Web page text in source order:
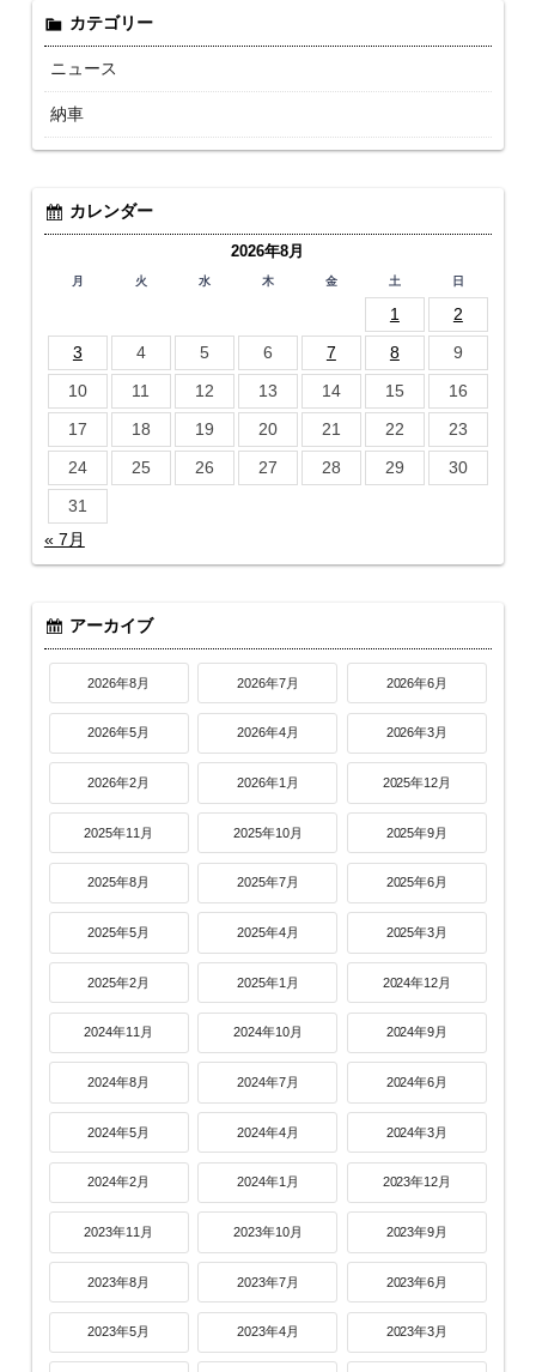
カテゴリー
ニュース
納車
カレンダー
2026年8月
月 火 水 木 金 土 日
1
2
3
4 5 6 7 8
9
10
11 12 13 14 15
16
17
18 19 20 21 22
23
24
25 26 27 28 29
30
31
« 7月
アーカイブ
2026年8月 2026年7月 2026年6月
2026年5月 2026年4月 2026年3月
2026年2月 2026年1月 2025年12月
2025年11月 2025年10月 2025年9月
2025年8月 2025年7月 2025年6月
2025年5月 2025年4月 2025年3月
2025年2月 2025年1月 2024年12月
2024年11月 2024年10月 2024年9月
2024年8月 2024年7月 2024年6月
2024年5月 2024年4月 2024年3月
2024年2月 2024年1月 2023年12月
2023年11月 2023年10月 2023年9月
2023年8月 2023年7月 2023年6月
2023年5月 2023年4月 2023年3月